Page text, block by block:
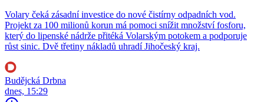
Volary čeká zásadní investice do nové čistírny odpadních vod.
Projekt za 100 milionů korun má pomoci snížit množství fosforu,
který do lipenské nádrže přitéká Volarským potokem a podporuje
růst sinic. Dvě třetiny nákladů uhradí Jihočeský kraj.
Budějcká Drbna
dnes, 15:29